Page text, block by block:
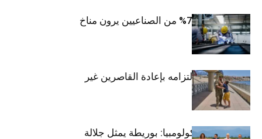
بنك المغرب: 71% من الصناعيين يرون مناخ
الأعمال عادياً
المغرب يجدد التزامه بإعادة القاصرين غير
المصحوبين
تنصيب رئيس كولومبيا: بوريطة يمثل جلالة